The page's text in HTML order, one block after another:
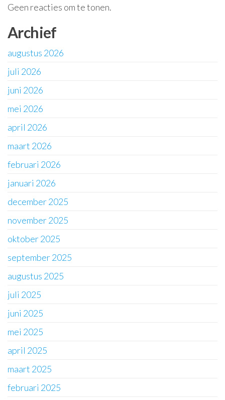
Geen reacties om te tonen.
Archief
augustus 2026
juli 2026
juni 2026
mei 2026
april 2026
maart 2026
februari 2026
januari 2026
december 2025
november 2025
oktober 2025
september 2025
augustus 2025
juli 2025
juni 2025
mei 2025
april 2025
maart 2025
februari 2025